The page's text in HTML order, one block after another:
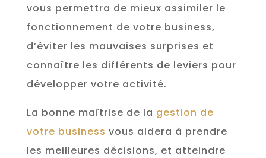
vous permettra de mieux assimiler le
fonctionnement de votre business,
d’éviter les mauvaises surprises et
connaître les différents de leviers pour
développer votre activité.
La bonne maîtrise de la gestion de
votre business vous aidera à prendre
les meilleures décisions, et atteindre